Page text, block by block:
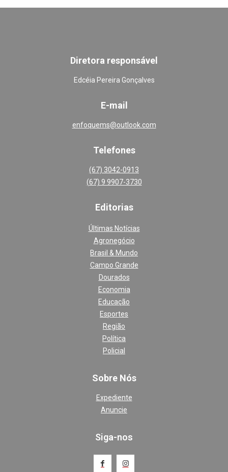
Diretora responsável
Edcéia Pereira Gonçalves
E-mail
enfoquems@outlook.com
Telefones
(67) 3042-0913
(67) 9 9907-3730
Editorias
Últimas Notícias
Agronegócio
Brasil & Mundo
Campo Grande
Dourados
Economia
Educação
Esportes
Região
Política
Policial
Sobre Nós
Expediente
Anuncie
Siga-nos